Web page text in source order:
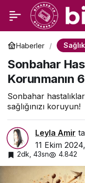
Haberler Sağlık
Sonbahar
Korunmanın
Sonbahar
sağlığınızı koruyun!
Leyla Amir
11 Ekim
2dk, 43sn 4.842
Kadınların En Sık
Düştüğü Hatalar!